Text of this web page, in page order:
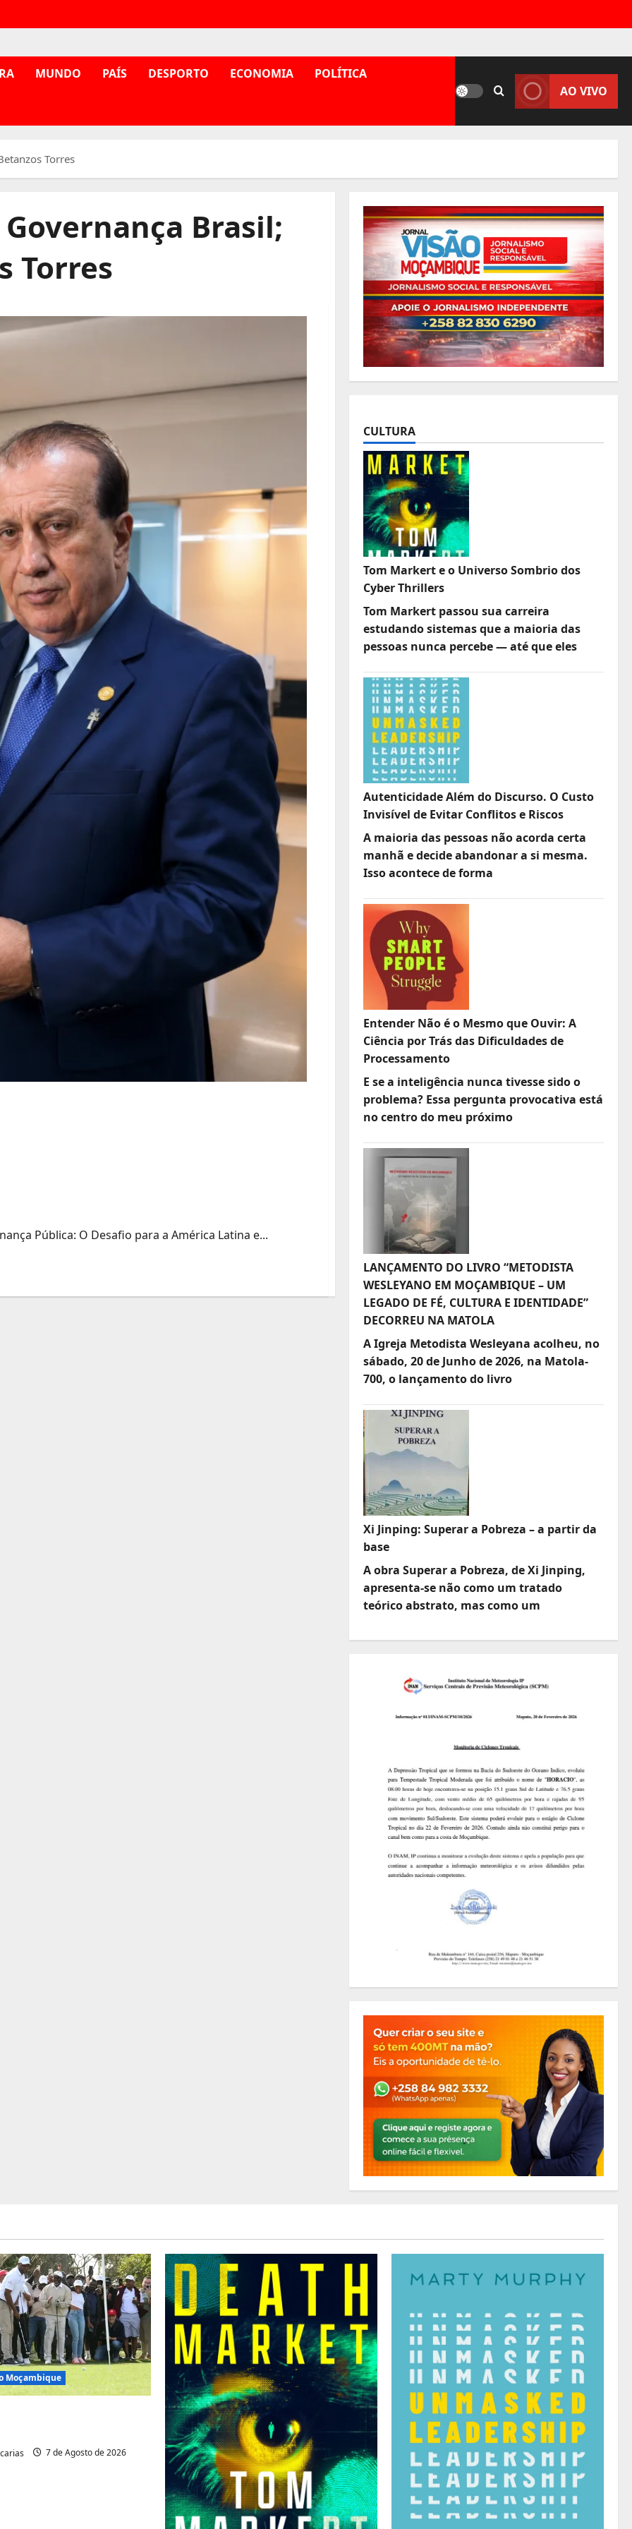
MUNDO PAÍS DESPORTO ECONOMIA POLÍTICA
AO VIVO
Torres
Brasil;
Torres
Pública: O Desafio para a América Latina e...
CULTURA
Tom Markert e o Universo Sombrio dos
Cyber Thrillers
Tom Markert passou sua carreira
estudando sistemas que a maioria das
pessoas nunca percebe — até que eles
Autenticidade Além do Discurso. O Custo
Invisível de Evitar Conflitos e Riscos
A maioria das pessoas não acorda certa
manhã e decide abandonar a si mesma.
Isso acontece de forma
Entender Não é o Mesmo que Ouvir: A
Ciência por Trás das Dificuldades de
Processamento
E se a inteligência nunca tivesse sido o
problema? Essa pergunta provocativa está
no centro do meu próximo
LANÇAMENTO DO LIVRO “METODISTA
WESLEYANO EM MOÇAMBIQUE – UM
LEGADO DE FÉ, CULTURA E IDENTIDADE”
DECORREU NA MATOLA
A Igreja Metodista Wesleyana acolheu, no
sábado, 20 de Junho de 2026, na Matola-
700, o lançamento do livro
Xi Jinping: Superar a Pobreza – a partir da
base
A obra Superar a Pobreza, de Xi Jinping,
apresenta-se não como um tratado
teórico abstrato, mas como um
Moçambique
7 de Agosto de 2026